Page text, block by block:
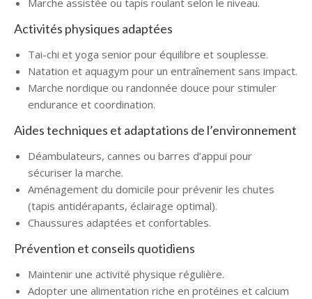
Activités physiques adaptées
Tai-chi et yoga senior pour équilibre et souplesse.
Natation et aquagym pour un entraînement sans impact.
Marche nordique ou randonnée douce pour stimuler
endurance et coordination.
Aides techniques et adaptations de l’environnement
Déambulateurs, cannes ou barres d’appui pour
sécuriser la marche.
Aménagement du domicile pour prévenir les chutes
(tapis antidérapants, éclairage optimal).
Chaussures adaptées et confortables.
Prévention et conseils quotidiens
Maintenir une activité physique régulière.
Adopter une alimentation riche en protéines et calcium